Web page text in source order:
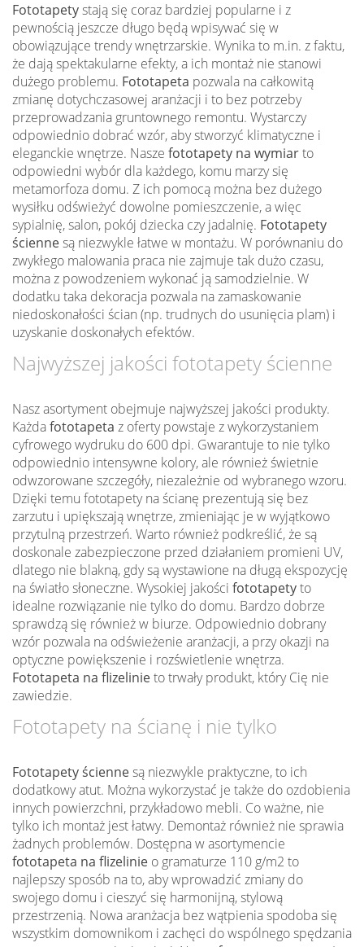
Fototapetystają się coraz bardziej popularne i z
pewnością jeszcze długo będą wpisywać się w
obowiązujące trendy wnętrzarskie. Wynika to m.in. z faktu,
że dają spektakularne efekty, a ich montaż nie stanowi
dużego problemu. Fototapeta pozwala na całkowitą
zmianę dotychczasowej aranżacji i to bez potrzeby
przeprowadzania gruntownego remontu. Wystarczy
odpowiednio dobrać wzór, aby stworzyć klimatyczne i
eleganckie wnętrze. Nasze fototapety na wymiarto
odpowiedni wybór dla każdego, komu marzy się
metamorfoza domu. Z ich pomocą można bez dużego
wysiłku odświeżyć dowolne pomieszczenie, a więc
sypialnię, salon, pokój dziecka czy jadalnię. Fototapety
ściennesą niezwykle łatwe w montażu. W porównaniu do
zwykłego malowania praca nie zajmuje tak dużo czasu,
można z powodzeniem wykonać ją samodzielnie. W
dodatku taka dekoracja pozwala na zamaskowanie
niedoskonałości ścian (np. trudnych do usunięcia plam) i
uzyskanie doskonałych efektów.
Najwyższej jakości fototapety ścienne
Nasz asortyment obejmuje najwyższej jakości produkty.
Każdafototapeta z oferty powstaje z wykorzystaniem
cyfrowego wydruku do 600 dpi. Gwarantuje to nie tylko
odpowiednio intensywne kolory, ale również świetnie
odwzorowane szczegóły, niezależnie od wybranego wzoru.
Dzięki temu fototapety na ścianę prezentują się bez
zarzutu i upiększają wnętrze, zmieniając je w wyjątkowo
przytulną przestrzeń. Warto również podkreślić, że są
doskonale zabezpieczone przed działaniem promieni UV,
dlatego nie blakną, gdy są wystawione na długą ekspozycję
na światło słoneczne. Wysokiej jakości fototapetyto
idealne rozwiązanie nie tylko do domu. Bardzo dobrze
sprawdzą się również w biurze. Odpowiednio dobrany
wzór pozwala na odświeżenie aranżacji, a przy okazji na
optyczne powiększenie i rozświetlenie wnętrza.
Fototapeta na flizelinieto trwały produkt, który Cię nie
zawiedzie.
Fototapety na ścianę i nie tylko
Fototapety ściennesą niezwykle praktyczne, to ich
dodatkowy atut. Można wykorzystać je także do ozdobienia
innych powierzchni, przykładowo mebli. Co ważne, nie
tylko ich montaż jest łatwy. Demontaż również nie sprawia
żadnych problemów. Dostępna w asortymencie
fototapeta na flizelinie o gramaturze 110 g/m2 to
najlepszy sposób na to, aby wprowadzić zmiany do
swojego domu i cieszyć się harmonijną, stylową
przestrzenią. Nowa aranżacja bez wątpienia spodoba się
wszystkim domownikom i zachęci do wspólnego spędzania